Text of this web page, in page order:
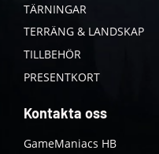
TÄRNINGAR
TERRÄNG & LANDSKAP
TILLBEHÖR
PRESENTKORT
Kontakta oss
GameManiacs HB